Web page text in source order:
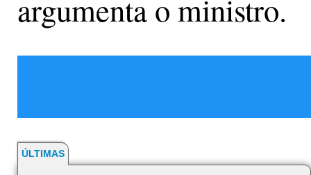
argumenta o ministro.
ÚLTIMAS